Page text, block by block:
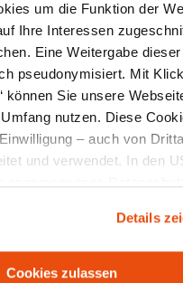
um die Funktion der
Ihre Interessen
Eine Weitergabe
pseudonymisiert. Mit
können Sie unsere
nutzen. Diese
– auch von
und verwendet. In den
entsprechende
um Zugriff zu Daten zu
Details
Cookies zulassen
selbst von der Vielfalt der
im Traisental
Karte zeigen